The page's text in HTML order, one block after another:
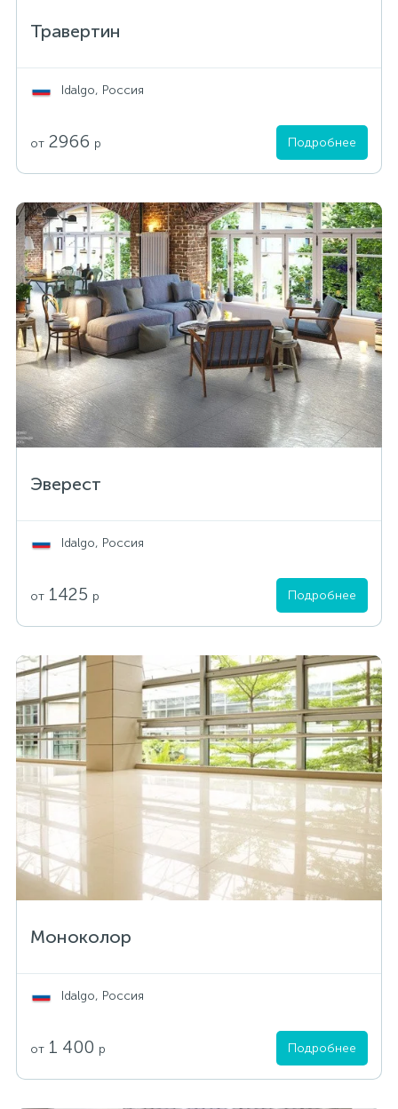
Травертин
Idalgo, Россия
от 2966 р Подробнее
Эверест
Idalgo, Россия
от 1425 р Подробнее
Моноколор
Idalgo, Россия
от 1 400 р Подробнее